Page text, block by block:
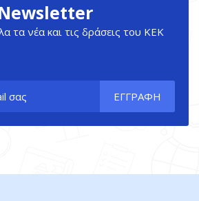
τα νέα και τις δράσεις του ΚΕΚ
ΕΓΓΡΑΦΗ